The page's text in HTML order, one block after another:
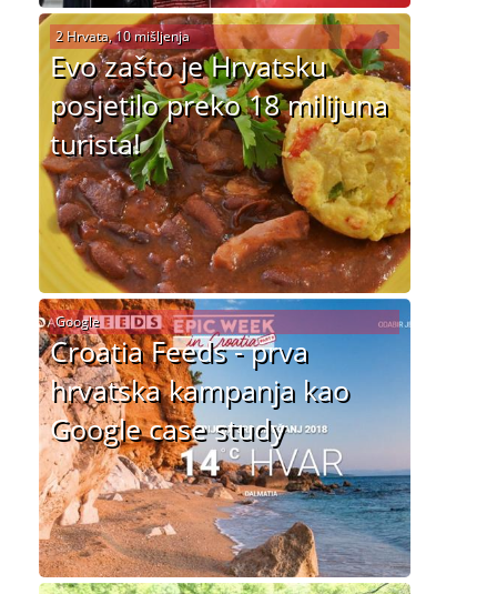
Evo zašto je Hrvatsku
posjetilo preko 18 milijuna
turista!
2 Hrvata, 10 mišljenja
Croatia Feeds - prva
hrvatska kampanja kao
Google case study
Google